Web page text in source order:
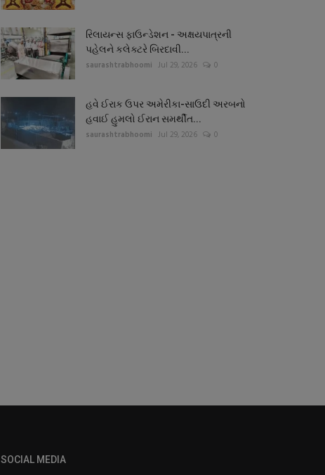
રિલાયન્સ ફાઉન્ડેશન - અક્ષયપાત્રની
પહેલને કલેક્ટરે બિરદાવી...
saurashtrabhoomi Jul 29, 2026 0
હવે ઈરાક ઉપર અમેરીકા-સાઉદી અરબનો
હવાઈ હુમલો ઈરાન સમર્થીત...
saurashtrabhoomi Jul 29, 2026 0
SOCIAL MEDIA